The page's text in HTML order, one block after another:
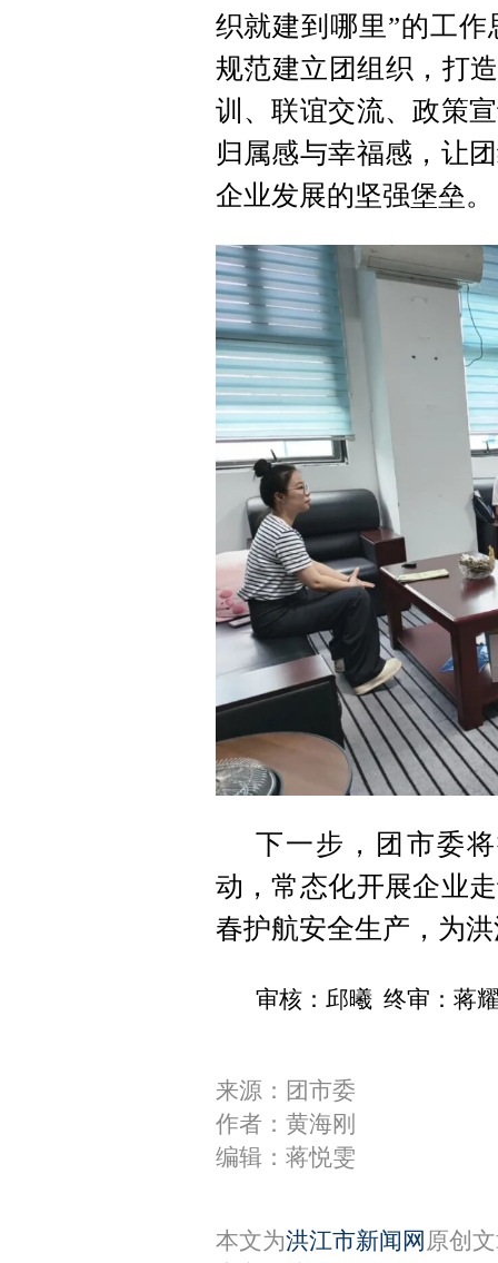
织就建到哪里”的工
规范建立团组织，打
训、联谊交流、政策
归属感与幸福感，让
企业发展的坚强堡垒。
下一步，团市委
动，常态化开展企业
春护航安全生产，为
审核：邱曦 终审：蒋
来源：团市委
作者：黄海刚
编辑：蒋悦雯
本文为洪江市新闻网 原创